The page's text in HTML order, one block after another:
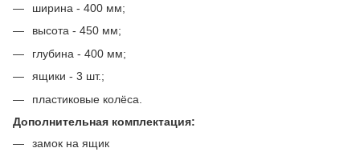
ширина - 400 мм;
высота - 450 мм;
глубина - 400 мм;
ящики - 3 шт.;
пластиковые колёса.
Дополнительная комплектация:
замок на ящик